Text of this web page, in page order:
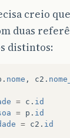
creio que
duas
distintos:
. nome , c2 .
= c . id
= p . id
= c2 . id